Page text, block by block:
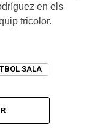
en els
tricolor.
SALA